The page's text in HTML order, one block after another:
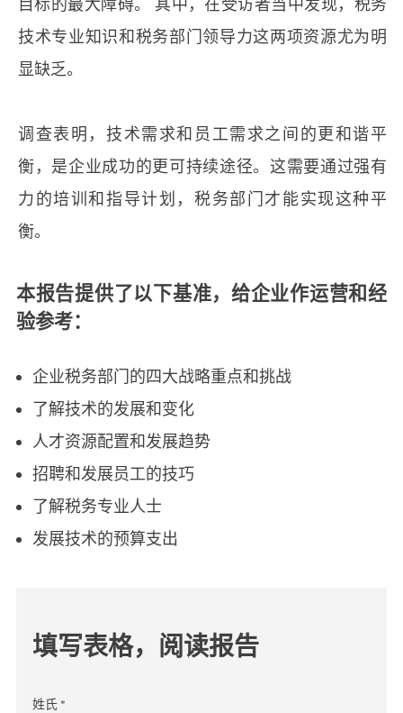
目标的最大障碍。 其中，在受访者当中发现，税务
技术专业知识和税务部门领导力这两项资源尤为明
显缺乏。
调查表明，技术需求和员工需求之间的更和谐平
衡，是企业成功的更可持续途径。这需要通过强有
力的培训和指导计划，税务部门才能实现这种平
衡。
本报告提供了以下基准，给企业作运营和经
验参考：
企业税务部门的四大战略重点和挑战
了解技术的发展和变化
人才资源配置和发展趋势
招聘和发展员工的技巧
了解税务专业人士
发展技术的预算支出
填写表格，阅读报告
姓氏 *